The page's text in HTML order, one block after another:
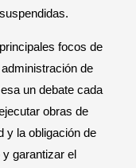
focos de
de
un debate cada
obras de
y la obligación de
garantizar el